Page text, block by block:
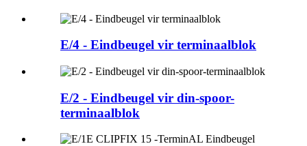
E/4 - Eindbeugel vir terminaalblok
E/2 - Eindbeugel vir din-spoor-
terminaalblok